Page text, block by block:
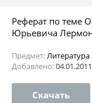
Реферат по теме
Юрьевича
Предмет:Литература
Добавлено:04.01.2011
Скачать